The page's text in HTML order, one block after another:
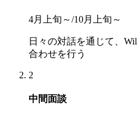
4月上旬～/10月上旬～
日々の対話を通じて、
合わせを行う
2
中間面談